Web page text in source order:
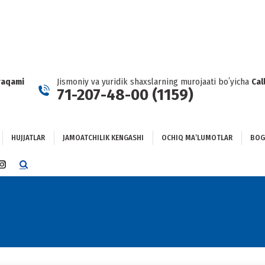
Jismoniy va yuridik shaxslarning murojaati boʻyicha
71-207-48-00 (1159)
HUJJATLAR JAMOATCHILIK KENGASHI OCHIQ MAʼLUMOTLAR
INSTAGRAM